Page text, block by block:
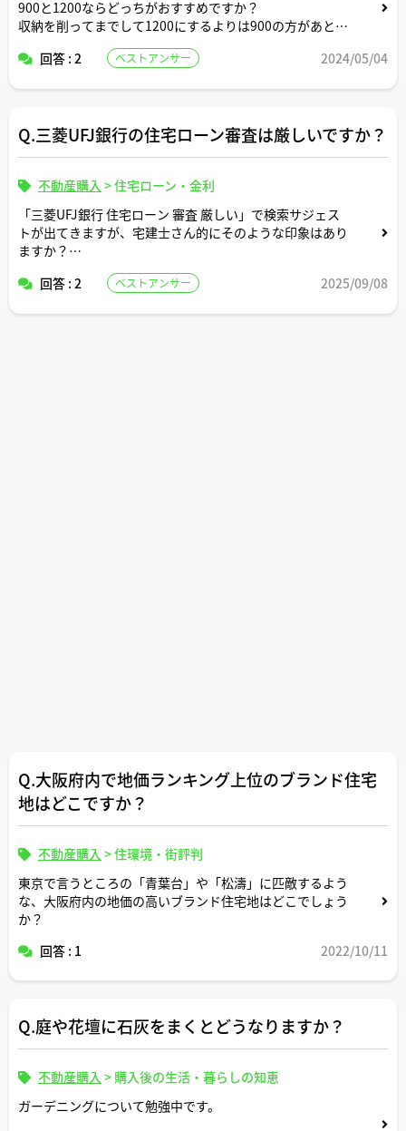
900と1200ならどっちがおすすめですか？
収納を削ってまでして1200にするよりは900の方があとで
回答 : 2
ベストアンサー 2024/05/04
Q.三菱UFJ銀行の住宅ローン審査は厳しいですか？
不動産購入 >住宅ローン・金利
「三菱UFJ銀行 住宅ローン 審査 厳しい」で検索サジェス
トが出てきますが、宅建士さん的にそのような印象はあり
ますか？
どのようなお客様であれば三菱UFJ銀行の住宅ローンをお
回答 : 2 ベストアンサー 2025/09/08
Q.大阪府内で地価ランキング上位のブランド住宅
地はどこですか？
不動産購入 >住環境・街評判
東京で言うところの「青葉台」や「松濤」に匹敵するよう
な、大阪府内の地価の高いブランド住宅地はどこでしょう
か？
回答 : 1
2022/10/11
Q.庭や花壇に石灰をまくとどうなりますか？
不動産購入 > 購入後の生活・暮らしの知恵
ガーデニングについて勉強中です。